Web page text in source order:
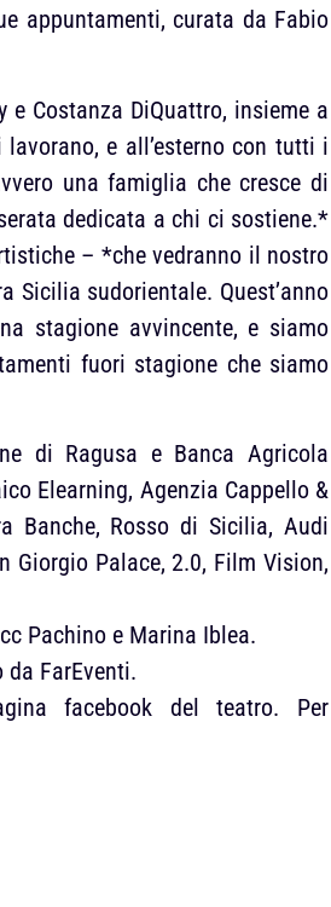
appuntamenti, curata da Fabio
Costanza DiQuattro, insieme a
e all’esterno con tutti i
una famiglia che cresce di
dedicata a chi ci sostiene.*
– *che vedranno il nostro
Sicilia sudorientale. Quest’anno
stagione avvincente, e siamo
fuori stagione che siamo
di Ragusa e Banca Agricola
Elearning, Agenzia Cappello &
Banche, Rosso di Sicilia, Audi
Giorgio Palace, 2.0, Film Vision,
Pachino e Marina Iblea.
FarEventi.
facebook del teatro. Per